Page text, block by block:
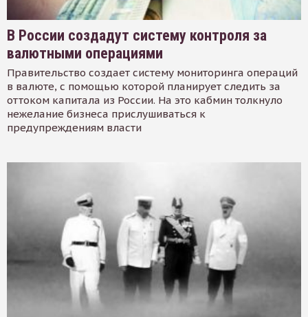
В России создадут систему контроля за
валютными операциями
Правительство создает систему мониторинга операций
в валюте, с помощью которой планирует следить за
оттоком капитала из России. На это кабмин толкнуло
нежелание бизнеса прислушиваться к
предупреждениям власти